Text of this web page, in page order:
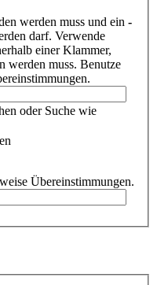
werden muss und ein -
darf. Verwende
einer Klammer,
werden muss. Benutze
oder Suche wie
Übereinstimmungen.